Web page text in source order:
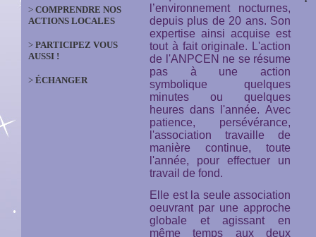
> COMPRENDRE NOS
ACTIONS LOCALES
> PARTICIPEZ VOUS
AUSSI !
> ÉCHANGER
l’environnement nocturnes,
depuis plus de 20 ans. Son
expertise ainsi acquise est
tout à fait originale. L'action
de l'ANPCEN ne se résume
pas à une action
symbolique quelques
minutes ou quelques
heures dans l'année. Avec
patience, persévérance,
l'association travaille de
manière continue, toute
l'année, pour effectuer un
travail de fond.
Elle est la seule association
oeuvrant par une approche
globale et agissant en
même temps aux deux